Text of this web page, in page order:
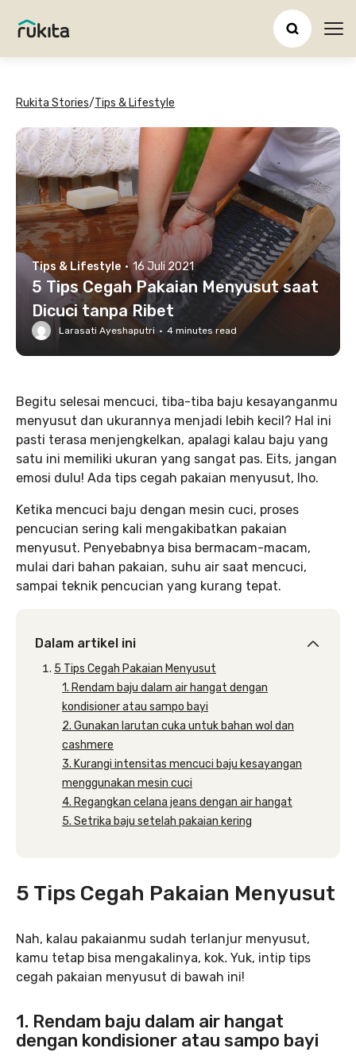
Rukita Stories/Tips & Lifestyle
Tips & Lifestyle · 16 Juli 2021
5 Tips Cegah Pakaian Menyusut saat
Dicuci tanpa Ribet
Larasati Ayeshaputri · 4 minutes read
Begitu selesai mencuci, tiba-tiba baju kesayanganmu
menyusut dan ukurannya menjadi lebih kecil? Hal ini
pasti terasa menjengkelkan, apalagi kalau baju yang
satu ini memiliki ukuran yang sangat pas. Eits, jangan
emosi dulu! Ada tips cegah pakaian menyusut, lho.
Ketika mencuci baju dengan mesin cuci, proses
pencucian sering kali mengakibatkan pakaian
menyusut. Penyebabnya bisa bermacam-macam,
mulai dari bahan pakaian, suhu air saat mencuci,
sampai teknik pencucian yang kurang tepat.
Dalam artikel ini
5 Tips Cegah Pakaian Menyusut
1. Rendam baju dalam air hangat dengan
kondisioner atau sampo bayi
2. Gunakan larutan cuka untuk bahan wol dan
cashmere
3. Kurangi intensitas mencuci baju kesayangan
menggunakan mesin cuci
4. Regangkan celana jeans dengan air hangat
5. Setrika baju setelah pakaian kering
5 Tips Cegah Pakaian Menyusut
Nah, kalau pakaianmu sudah terlanjur menyusut,
kamu tetap bisa mengakalinya, kok. Yuk, intip tips
cegah pakaian menyusut di bawah ini!
1. Rendam baju dalam air hangat
dengan kondisioner atau sampo bayi